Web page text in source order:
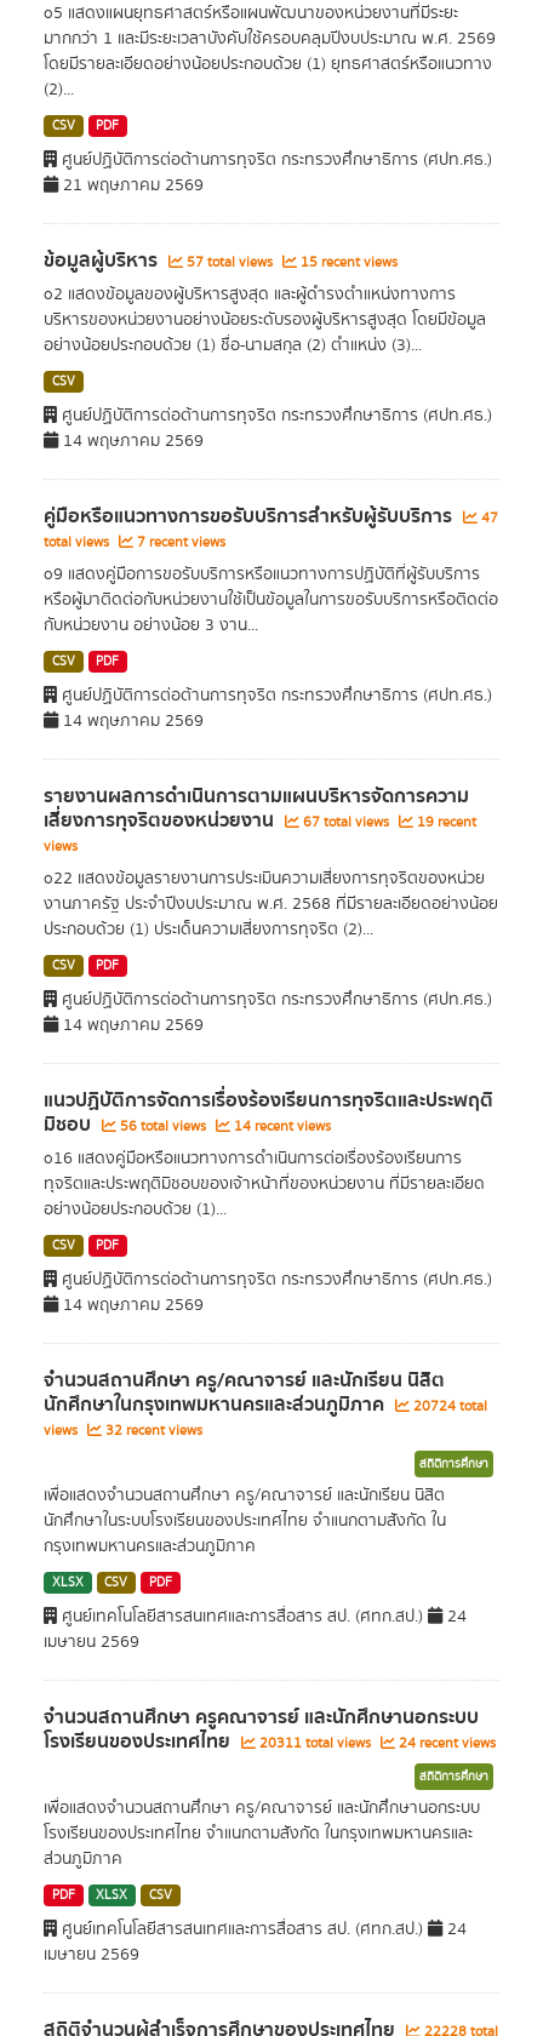
o5 แสดงแผนยุทธศาสตร์หรือแผนพัฒนาของหน่วยงานที่มีระยะ
มากกว่า 1 และมีระยะเวลาบังคับใช้ครอบคลุมปีงบประมาณ พ.ศ. 2569
โดยมีรายละเอียดอย่างน้อยประกอบด้วย (1) ยุทธศาสตร์หรือแนวทาง
(2)...
CSV PDF
ศูนย์ปฏิบัติการต่อต้านการทุจริต กระทรวงศึกษาธิการ (ศปท.ศธ.)
21 พฤษภาคม 2569
ข้อมูลผู้บริหาร 57 total views 15 recent views
o2 แสดงข้อมูลของผู้บริหารสูงสุด และผู้ดำรงตำแหน่งทางการ
บริหารของหน่วยงานอย่างน้อยระดับรองผู้บริหารสูงสุด โดยมีข้อมูล
อย่างน้อยประกอบด้วย (1) ชื่อ-นามสกุล (2) ตำแหน่ง (3)...
CSV
ศูนย์ปฏิบัติการต่อต้านการทุจริต กระทรวงศึกษาธิการ (ศปท.ศธ.)
14 พฤษภาคม 2569
คู่มือหรือแนวทางการขอรับบริการสำหรับผู้รับบริการ
47
total views
7 recent views
o9 แสดงคู่มือการขอรับบริการหรือแนวทางการปฏิบัติที่ผู้รับบริการ
หรือผู้มาติดต่อกับหน่วยงานใช้เป็นข้อมูลในการขอรับบริการหรือติดต่อ
กับหน่วยงาน อย่างน้อย 3 งาน...
CSV PDF
ศูนย์ปฏิบัติการต่อต้านการทุจริต กระทรวงศึกษาธิการ (ศปท.ศธ.)
14 พฤษภาคม 2569
รายงานผลการดำเนินการตามแผนบริหารจัดการความ
เสี่ยงการทุจริตของหน่วยงาน 67 total views
19 recent
views
o22 แสดงข้อมูลรายงานการประเมินความเสี่ยงการทุจริตของหน่วย
งานภาครัฐ ประจำปีงบประมาณ พ.ศ. 2568 ที่มีรายละเอียดอย่างน้อย
ประกอบด้วย (1) ประเด็นความเสี่ยงการทุจริต (2)...
CSV PDF
ศูนย์ปฏิบัติการต่อต้านการทุจริต กระทรวงศึกษาธิการ (ศปท.ศธ.)
14 พฤษภาคม 2569
แนวปฏิบัติการจัดการเรื่องร้องเรียนการทุจริตและประพฤติ
มิชอบ 56 total views 14 recent views
o16 แสดงคู่มือหรือแนวทางการดำเนินการต่อเรื่องร้องเรียนการ
ทุจริตและประพฤติมิชอบของเจ้าหน้าที่ของหน่วยงาน ที่มีรายละเอียด
อย่างน้อยประกอบด้วย (1)...
CSV PDF
ศูนย์ปฏิบัติการต่อต้านการทุจริต กระทรวงศึกษาธิการ (ศปท.ศธ.)
14 พฤษภาคม 2569
จำนวนสถานศึกษา ครู/คณาจารย์ และนักเรียน นิสิต
นักศึกษาในกรุงเทพมหานครและส่วนภูมิภาค
20724 total
views
32 recent views
สถิติการศึกษา
เพื่อแสดงจำนวนสถานศึกษา ครู/คณาจารย์ และนักเรียน นิสิต
นักศึกษาในระบบโรงเรียนของประเทศไทย จำแนกตามสังกัด ใน
กรุงเทพมหานครและส่วนภูมิภาค
XLSX CSV PDF
ศูนย์เทคโนโลยีสารสนเทศและการสื่อสาร สป. (ศทก.สป.)
24
เมษายน 2569
จำนวนสถานศึกษา ครูคณาจารย์ และนักศึกษานอกระบบ
โรงเรียนของประเทศไทย 20311 total views 24 recent views
สถิติการศึกษา
เพื่อแสดงจำนวนสถานศึกษา ครู/คณาจารย์ และนักศึกษานอกระบบ
โรงเรียนของประเทศไทย จำแนกตามสังกัด ในกรุงเทพมหานครและ
ส่วนภูมิภาค
PDF XLSX CSV
ศูนย์เทคโนโลยีสารสนเทศและการสื่อสาร สป. (ศทก.สป.)
24
เมษายน 2569
22228 total